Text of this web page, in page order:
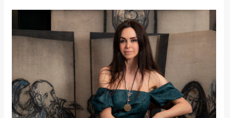
Intervju
Kolumne
Lifestyle
Beauty